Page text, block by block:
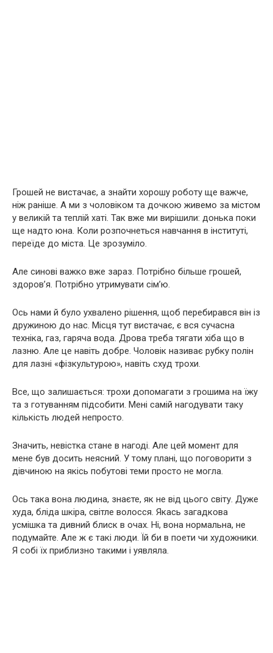
Грошей не вистачає, а знайти хорошу роботу ще важче,
ніж раніше. А ми з чоловіком та дочкою живемо за містом
у великій та теплій хаті. Так вже ми вирішили: донька поки
ще надто юна. Коли розпочнеться навчання в інституті,
переїде до міста. Це зрозуміло.
Але синові важко вже зараз. Потрібно більше грошей,
здоров’я. Потрібно утримувати сім’ю.
Ось нами й було ухвалено рішення, щоб перебирався він із
дружиною до нас. Місця тут вистачає, є вся сучасна
техніка, газ, гаряча вода. Дрова треба тягати хіба що в
лазню. Але це навіть добре. Чоловік називає рубку полін
для лазні «фізкультурою», навіть схуд трохи.
Все, що залишається: трохи допомагати з грошима на їжу
та з готуванням підсобити. Мені самій нагодувати таку
кількість людей непросто.
Значить, невістка стане в нагоді. Але цей момент для
мене був досить неясний. У тому плані, що поговорити з
дівчиною на якісь побутові теми просто не могла.
Ось така вона людина, знаєте, як не від цього світу. Дуже
худа, бліда шкіра, світле волосся. Якась загадкова
усмішка та дивний блиск в очах. Ні, вона нормальна, не
подумайте. Але ж є такі люди. Їй би в поети чи художники.
Я собі їх приблизно такими і уявляла.